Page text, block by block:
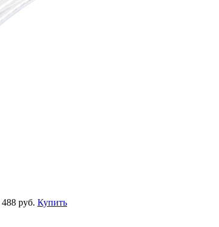
488 руб. Купить